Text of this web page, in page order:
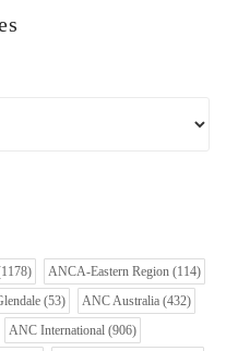
ANCA-Eastern Region (114)
(53) ANC Australia (432)
ANC International (906)